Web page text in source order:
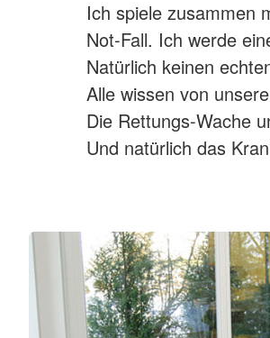
Ich spiele zusammen
Not-Fall. Ich werde
Natürlich keinen
Alle wissen von
Die Rettungs-Wache
Und natürlich das